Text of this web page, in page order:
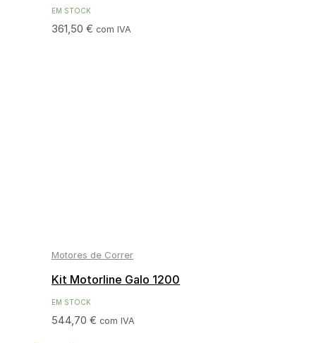
Para Portões de Correr 800Kg
EM STOCK
361,50 € com IVA
Motores de Correr
Kit Motorline Galo 1200
EM STOCK
544,70 € com IVA